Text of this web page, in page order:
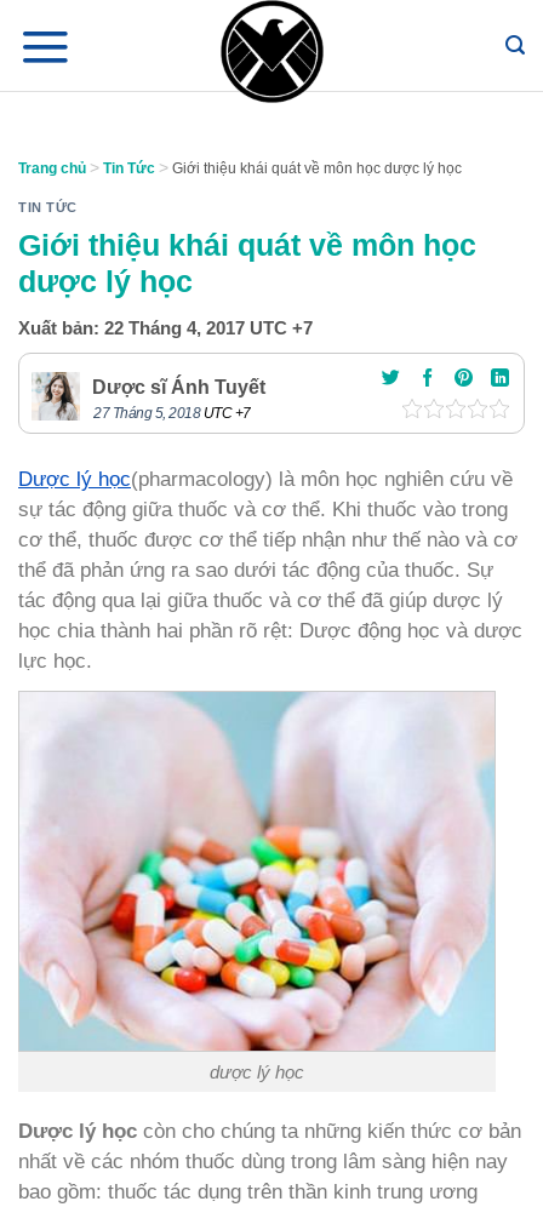
đến
Trang chủ > Tin Tức > Giới thiệu khái quát về môn học dược lý học
TIN TỨC
Giới thiệu khái quát về môn học
dược lý học
Xuất bản: 22 Tháng 4, 2017 UTC +7
Dược sĩ Ánh Tuyết
27 Tháng 5, 2018UTC +7
Dược lý học(pharmacology) là môn học nghiên cứu về
sự tác động giữa thuốc và cơ thể. Khi thuốc vào trong
cơ thể, thuốc được cơ thể tiếp nhận như thế nào và cơ
thể đã phản ứng ra sao dưới tác động của thuốc. Sự
tác động qua lại giữa thuốc và cơ thể đã giúp dược lý
học chia thành hai phần rõ rệt: Dược động học và dược
lực học.
dược lý học
Dược lý học còn cho chúng ta những kiến thức cơ bản
nhất về các nhóm thuốc dùng trong lâm sàng hiện nay
bao gồm: thuốc tác dụng trên thần kinh trung ương